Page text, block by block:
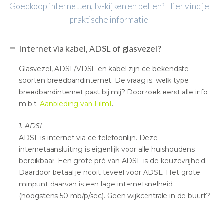
Goedkoop internetten, tv-kijken en bellen? Hier vind je
praktische informatie
Internet via kabel, ADSL of glasvezel?
Glasvezel, ADSL/VDSL en kabel zijn de bekendste
soorten breedbandinternet. De vraag is: welk type
breedbandinternet past bij mij? Doorzoek eerst alle info
m.b.t.Aanbieding van Film1.
1. ADSL
ADSL is internet via de telefoonlijn. Deze
internetaansluiting is eigenlijk voor alle huishoudens
bereikbaar. Een grote pré van ADSL is de keuzevrijheid.
Daardoor betaal je nooit teveel voor ADSL. Het grote
minpunt daarvan is een lage internetsnelheid
(hoogstens 50 mb/p/sec). Geen wijkcentrale in de buurt?